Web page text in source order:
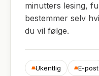
minutters lesing,
bestemmer selv
du vil følge.
Ukentlig E-post